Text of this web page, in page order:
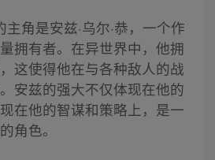
主角是安兹·乌尔·恭，一个作
拥有者。在异世界中，他拥
这使得他在与各种敌人的战
安兹的强大不仅体现在他的
在他的智谋和策略上，是一
角色。